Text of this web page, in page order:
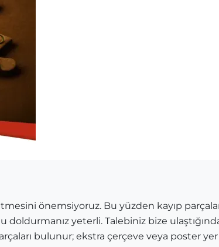
önemsiyoruz. Bu yüzden kayıp
yeterli. Talebiniz bize
bulunur; ekstra çerçeve veya poster